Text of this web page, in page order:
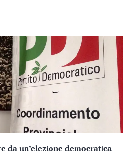
da un’elezione democratica